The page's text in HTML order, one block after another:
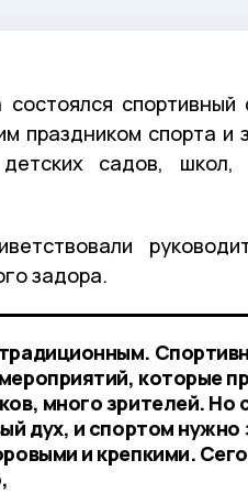
праздником спорта и
садов, школ,
задора.
которые
много зрителей.
дух, и спортом
и крепкими.